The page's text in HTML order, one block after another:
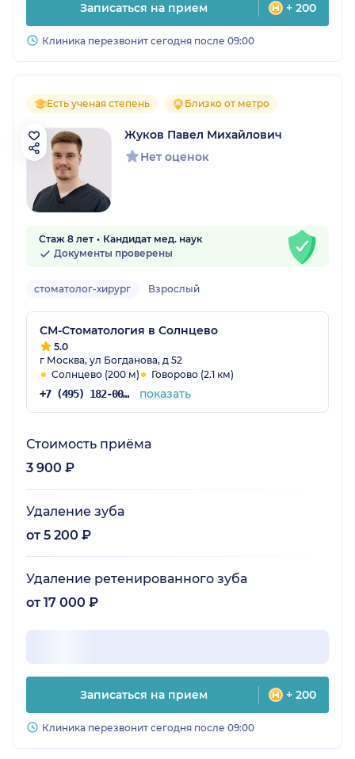
Записаться на прием + 200
Клиника перезвонит сегодня после 09:00
Есть ученая степень Близко от метро
Жуков Павел Михайлович
Нет оценок
Стаж 8 лет
Кандидат мед. наук
Документы проверены
стоматолог-хирург Взрослый
СМ-Стоматология в Солнцево
5.0
г Москва, ул Богданова, д 52
Солнцево (200 м)
Говорово (2.1 км)
+7 (495) 182-00-85 показать
Стоимость приёма
3 900 ₽
Удаление зуба
от 5 200 ₽
Удаление ретенированного зуба
от 17 000 ₽
Записаться на прием + 200
Клиника перезвонит сегодня после 09:00